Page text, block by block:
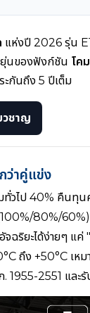
แห่งปี 2026 รุ่น
นของฟังก์ชัน โค
ะกันถึง 5 ปีเต็ม
วชาญ
ว่าคู่แข่ง
ทั่วไป 40% คืนทุน
80%/
จฉริยะได้ง่ายๆ
ถึง +50°C เหม
1955-2551 และ